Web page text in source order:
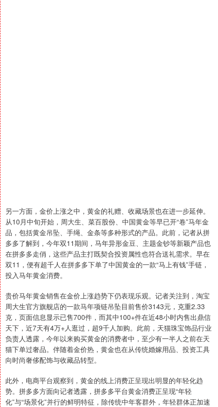
另一方面，金价上涨之中，黄金的礼赠、收藏场景也在进一步延伸。
从10月中旬开始，周大生、菜百股份、中国黄金等早已开“卷”马年金
品，包括黄金吊坠、手绳、金条等多种形式的产品。此前，记者从拼
多多了解到，今年双11期间，马年异形金豆、主题金钞等新颖产品也
在拼多多走俏，这些产品主打既契合投资属性也符合送礼需求。早在
双11，便有超千人在拼多多下单了中国黄金的一款“马上有钱”手链，
投入马年黄金消费。
贵价马年黄金销售在金价上涨趋势下仍表现乐观。记者关注到，淘宝
周大生官方旗舰店的一款马年项链吊坠目前售价3143元，克重2.33
克，页面信息显示已售700件，而其中100+件在近48小时内售出鼎信
天下，近7天有4万+人逛过，超9千人加购。此前，天猫珠宝饰品行业
负责人透露，今年以来购买黄金的消费者中，至少有一半人之前在天
猫下单过奢品。伴随着金价热，黄金也在从传统婚嫁用品、投资工具
向时尚奢侈配饰与收藏品转型。
此外，电商平台观察到，黄金的线上消费正呈现出明显的年轻化趋
势。拼多多方面向记者透露，拼多多平台黄金消费正呈现“年轻
化”与“场景化”并行的鲜明特征，除传统中年客群外，年轻群体正加速